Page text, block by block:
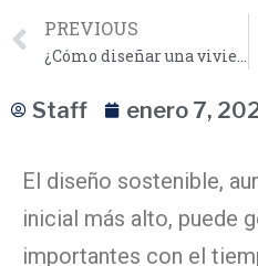
PREVIOUS
¿Cómo diseñar una vivienda autosuficiente y respetuosa con el medio ambiente?
Staff enero 7,
El diseño sostenible,
inicial más alto, puede
importantes con el